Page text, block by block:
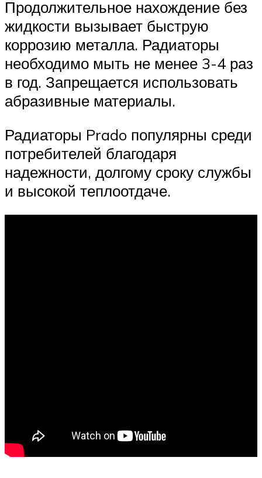
Продолжительное нахождение без
жидкости вызывает быструю
коррозию металла. Радиаторы
необходимо мыть не менее 3-4 раз
в год. Запрещается использовать
абразивные материалы.
Радиаторы Prado популярны среди
потребителей благодаря
надежности, долгому сроку службы
и высокой теплоотдаче.